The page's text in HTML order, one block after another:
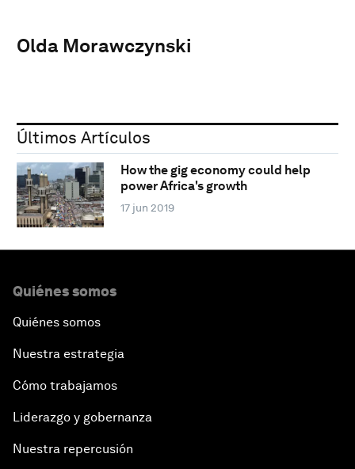
Olda Morawczynski
Últimos Artículos
How the gig economy could help
power Africa's growth
17 jun 2019
Quiénes somos
Quiénes somos
Nuestra estrategia
Cómo trabajamos
Liderazgo y gobernanza
Nuestra repercusión